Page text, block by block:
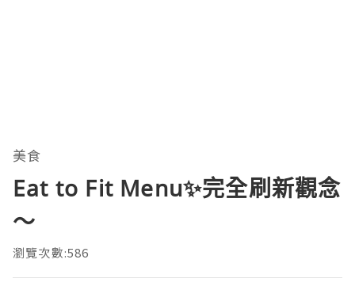
美食
Eat to Fit Menu✨完全刷新觀念
～
瀏覽次數:586